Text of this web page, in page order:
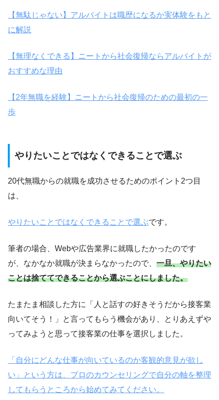
【無駄じゃない】アルバイトは職歴になるか実体験をもと
に解説
【無理なくできる】ニートから社会復帰ならアルバイトが
おすすめな理由
【2年無職を経験】ニートから社会復帰のための最初の一
歩
やりたいことではなくできることで選ぶ
20代無職からの就職を成功させるためのポイント2つ目
は、
やりたいことではなくできることで選ぶです。
筆者の場合、Webや広告業界に就職したかったのです
が、なかなか就職が決まらなかったので、 一旦、やりたい
ことは捨ててできることから選ぶことにしました。
たまたま相談した方に「人と話すの好きそうだから接客業
向いてそう！」と言ってもらう機会があり、とりあえずや
ってみようと思って接客業の仕事を選択しました。
「自分にどんな仕事が向いているのか客観的意見が欲し
い」という方は、プロのカウンセリングで自分の軸を整理
してもらうところから始めてみてください。